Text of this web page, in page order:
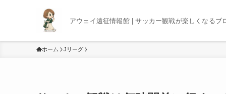
アウェイ遠征情報館 | サッカー観戦が楽しくなるブ
ホーム Jリーグ